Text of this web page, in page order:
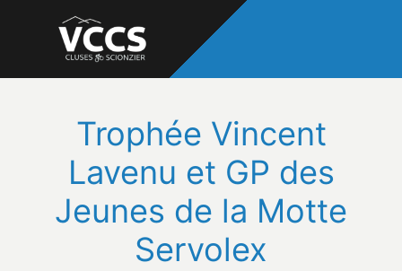
Trophée Vincent
Lavenu et GP des
Jeunes de la Motte
Servolex